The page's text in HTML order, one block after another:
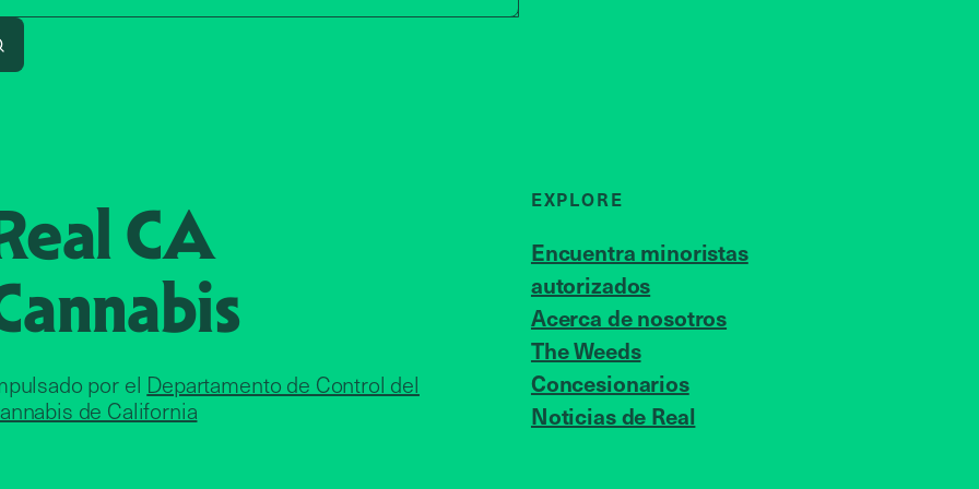
CA
por el Departamento de Control del
de California
EXPLORE
Encuentra minoristas
autorizados
Acerca de nosotros
The Weeds
Concesionarios
Noticias de Real